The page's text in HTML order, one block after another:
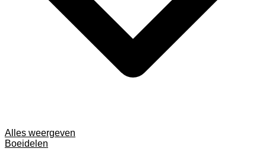
Alles weergeven
Boeidelen